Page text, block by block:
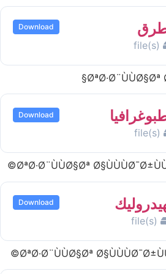
Download
ØªØ·Ø¨ÙÙØ§Øª
Download
ØªØ·Ø¨ÙÙØ§Øª
Download
ØªØ·Ø¨ÙÙØ§Øª